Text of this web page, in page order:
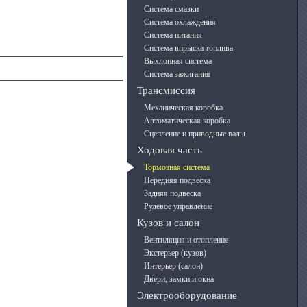
Система смазки
Система охлаждения
Система питания
Система впрыска топлива
Выхлопная система
Система зажигания
Трансмиссия
Механическая коробка
Автоматическая коробка
Сцепление и приводные валы
Ходовая часть
Тормозная система
Передняя подвеска
Задняя подвеска
Рулевое управление
Кузов и салон
Вентиляция и отопление
Экстерьер (кузов)
Интерьер (салон)
Двери, замки и окна
Электрооборудование